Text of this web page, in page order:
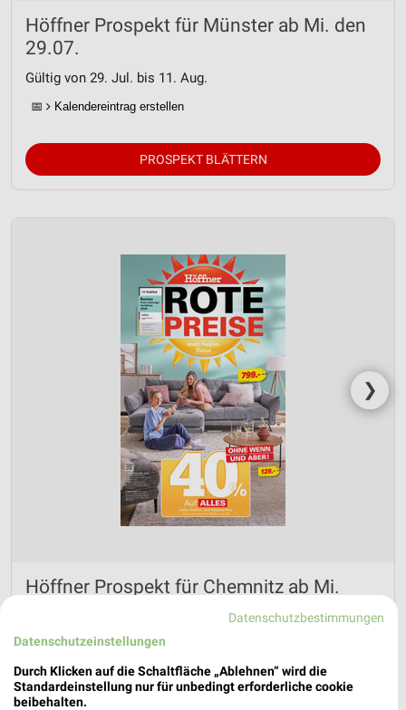
Höffner Prospekt für Münster ab Mi. den
29.07.
Gültig von 29. Jul. bis 11. Aug.
📅 Kalendereintrag erstellen
PROSPEKT BLÄTTERN
❯
Höffner Prospekt für Chemnitz ab Mi.
Gültig von 29. Jul. bis 11. Aug.
📅 Kalendereintrag erstellen
Datenschutzbestimmungen
Datenschutzeinstellungen
Durch Klicken auf die Schaltfläche „Ablehnen“ wird die
Standardeinstellung nur für unbedingt erforderliche cookie
beibehalten.